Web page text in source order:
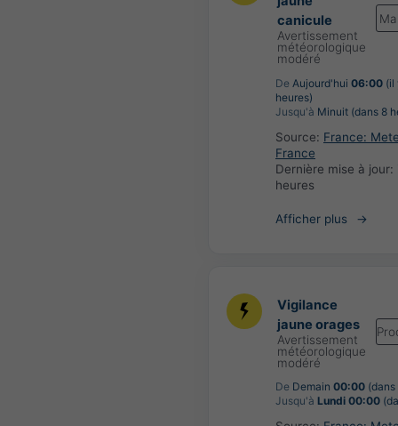
canicule
Avertissement
météorologique
modéré
De Aujourd'hui 06:00 (il
heures)
Jusqu'à Minuit (dans 8
Source: France:
France
Dernière mise à jour:
heures
Afficher plus
Vigilance
jaune orages
Avertissement
météorologique
modéré
De Demain 00:00
Jusqu'à Lundi 00:00